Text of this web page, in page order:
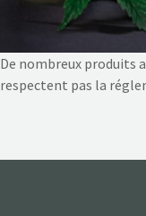
De nombreux produits
respectent pas la